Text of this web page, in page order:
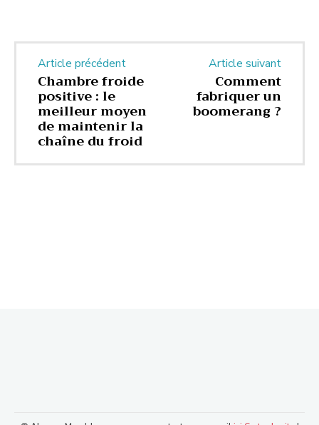
Article précédent
Chambre froide
positive : le
meilleur moyen
de maintenir la
chaîne du froid
Article suivant
Comment
fabriquer un
boomerang ?